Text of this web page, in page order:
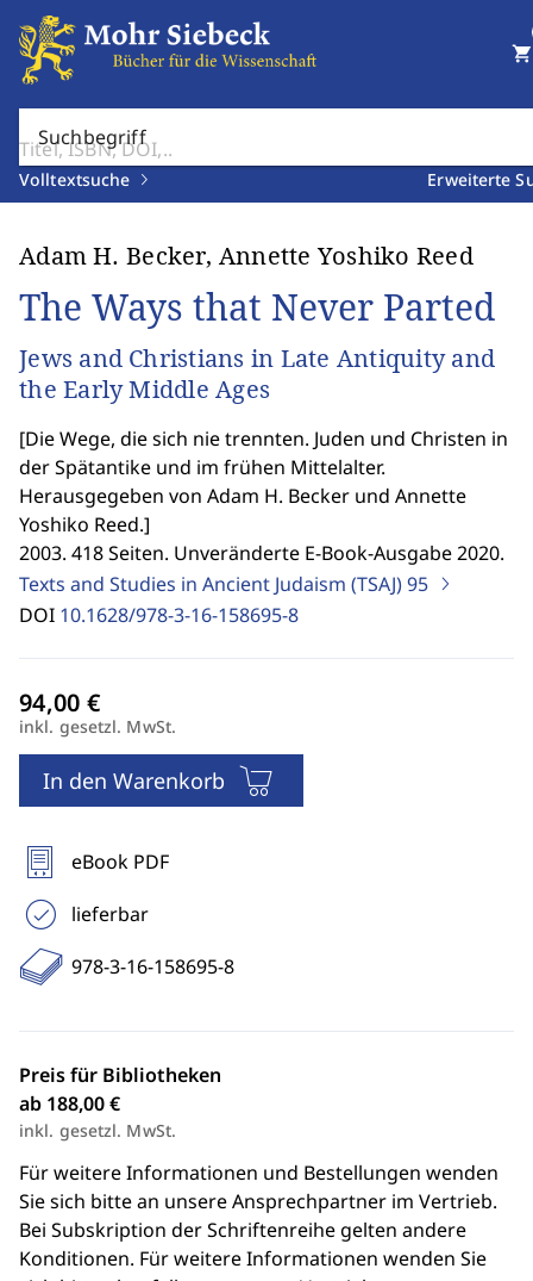
Suchbegriff
Volltextsuche Erweiterte
shopping_cart
Adam H. Becker, Annette Yoshiko Reed
The Ways that Never Parted
Jews and Christians in Late Antiquity and
the Early Middle Ages
[Die Wege, die sich nie trennten. Juden und Christen in
der Spätantike und im frühen Mittelalter.
Herausgegeben von Adam H. Becker und Annette
Yoshiko Reed.]
2003. 418 Seiten. Unveränderte E-Book-Ausgabe 2020.
Texts and Studies in Ancient Judaism (TSAJ)95
DOI 10.1628/978-3-16-158695-8
inkl. gesetzl. MwSt.
In den Warenkorb
eBook PDF
lieferbar
978-3-16-158695-8
Preis für Bibliotheken
ab 188,00 €
inkl. gesetzl. MwSt.
Für weitere Informationen und Bestellungen wenden
Sie sich bitte an unsere Ansprechpartner im Vertrieb.
Bei Subskription der Schriftenreihe gelten andere
Konditionen. Für weitere Informationen wenden Sie